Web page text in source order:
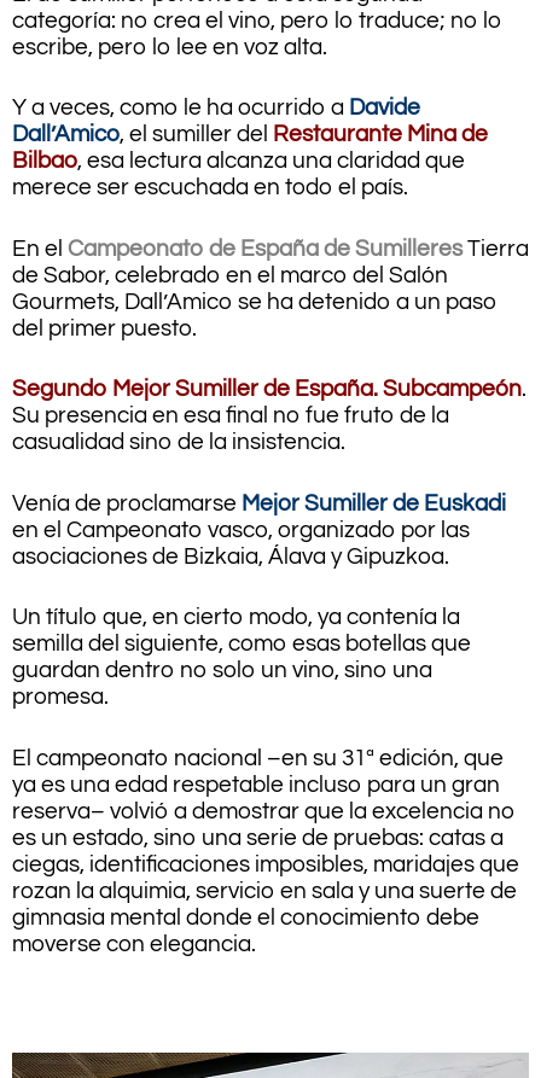
categoría: no crea el vino, pero lo traduce; no lo
escribe, pero lo lee en voz alta.
Y a veces, como le ha ocurrido a Davide
Dall’Amico, el sumiller del Restaurante Mina de
Bilbao, esa lectura alcanza una claridad que
merece ser escuchada en todo el país.
En el Campeonato de España de SumilleresTierra
de Sabor, celebrado en el marco del Salón
Gourmets, Dall’Amico se ha detenido a un paso
del primer puesto.
Segundo Mejor Sumiller de España. Subcampeón.
Su presencia en esa final no fue fruto de la
casualidad sino de la insistencia.
Venía de proclamarse Mejor Sumiller de Euskadi
en el Campeonato vasco, organizado por las
asociaciones de Bizkaia, Álava y Gipuzkoa.
Un título que, en cierto modo, ya contenía la
semilla del siguiente, como esas botellas que
guardan dentro no solo un vino, sino una
promesa.
El campeonato nacional –en su 31ª edición, que
ya es una edad respetable incluso para un gran
reserva– volvió a demostrar que la excelencia no
es un estado, sino una serie de pruebas: catas a
ciegas, identificaciones imposibles, maridajes que
rozan la alquimia, servicio en sala y una suerte de
gimnasia mental donde el conocimiento debe
moverse con elegancia.